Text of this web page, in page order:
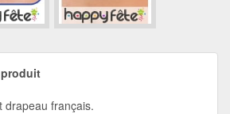
drapeau français.